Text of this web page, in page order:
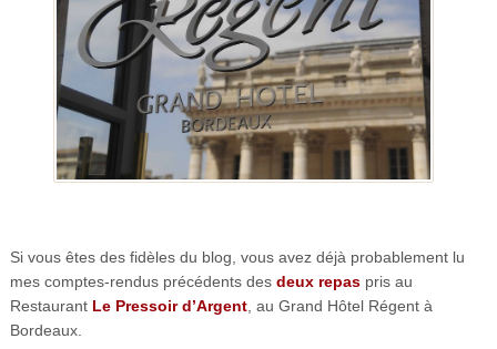
Si vous êtes des fidèles du blog, vous avez déjà probablement lu
mes comptes-rendus précédents des deux repaspris au
Restaurant Le Pressoir d’Argent, au Grand Hôtel Régent à
Bordeaux.